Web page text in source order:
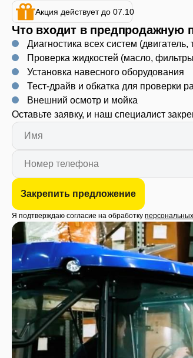
Акция действует до 07.10
Что входит в предпродажную
Диагностика всех систем
Проверка жидкостей (масло,
Установка навесного оборудования
Тест-драйв и обкатка для проверки
Внешний осмотр и мойка
Оставьте заявку, и наш специалист
Закрепить предложение
Я подтверждаю согласие на обработку